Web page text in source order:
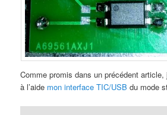
Comme promis dans un précédent article,
à l’aide mon interface TIC/USB du mode